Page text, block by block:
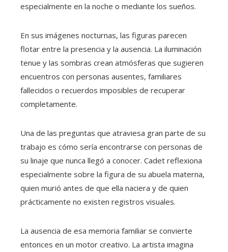
especialmente en la noche o mediante los sueños.
En sus imágenes nocturnas, las figuras parecen
flotar entre la presencia y la ausencia. La iluminación
tenue y las sombras crean atmósferas que sugieren
encuentros con personas ausentes, familiares
fallecidos o recuerdos imposibles de recuperar
completamente.
Una de las preguntas que atraviesa gran parte de su
trabajo es cómo sería encontrarse con personas de
su linaje que nunca llegó a conocer. Cadet reflexiona
especialmente sobre la figura de su abuela materna,
quien murió antes de que ella naciera y de quien
prácticamente no existen registros visuales.
La ausencia de esa memoria familiar se convierte
entonces en un motor creativo. La artista imagina